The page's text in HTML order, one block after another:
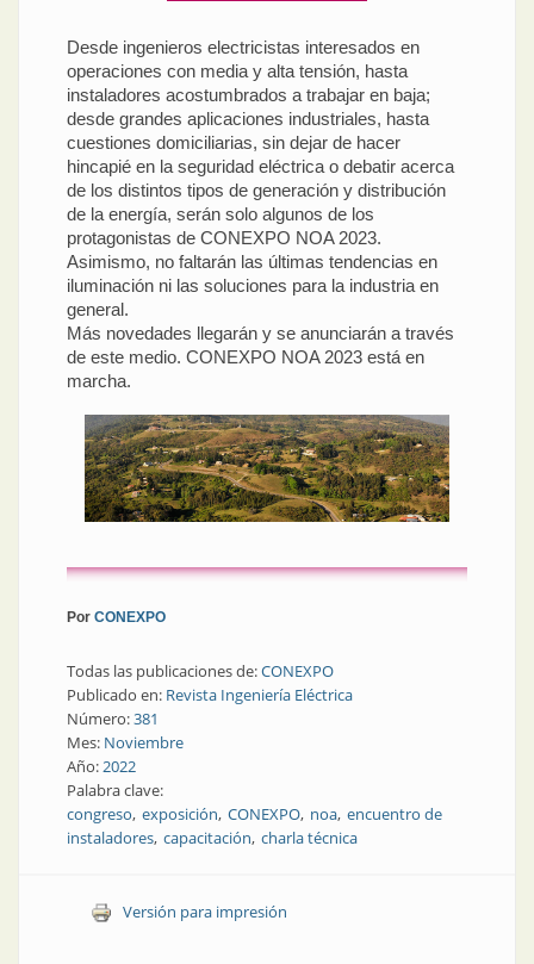
Desde ingenieros electricistas interesados en
operaciones con media y alta tensión, hasta
instaladores acostumbrados a trabajar en baja;
desde grandes aplicaciones industriales, hasta
cuestiones domiciliarias, sin dejar de hacer
hincapié en la seguridad eléctrica o debatir acerca
de los distintos tipos de generación y distribución
de la energía, serán solo algunos de los
protagonistas de CONEXPO NOA 2023.
Asimismo, no faltarán las últimas tendencias en
iluminación ni las soluciones para la industria en
general.
Más novedades llegarán y se anunciarán a través
de este medio. CONEXPO NOA 2023 está en
marcha.
Por CONEXPO
Todas las publicaciones de:CONEXPO
Publicado en: Revista Ingeniería Eléctrica
Número:381
Mes: Noviembre
Año:2022
Palabra clave:
congreso exposición CONEXPO noa encuentro de
instaladores capacitación charla técnica
Versión para impresión